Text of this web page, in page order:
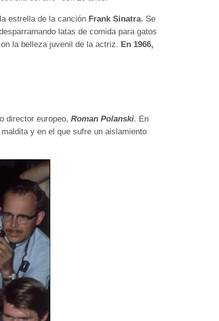
estrella de la canción Frank Sinatra. Se
latas de comida para gatos
la belleza juvenil de la actriz. En 1966,
director europeo, Roman Polanski. En
y en el que sufre un aislamiento